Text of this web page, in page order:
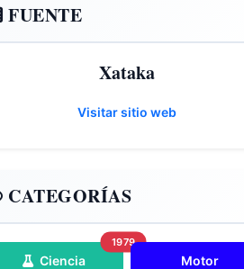
FUENTE
Xataka
Visitar sitio web
CATEGORÍAS
Ciencia
1979
Motor